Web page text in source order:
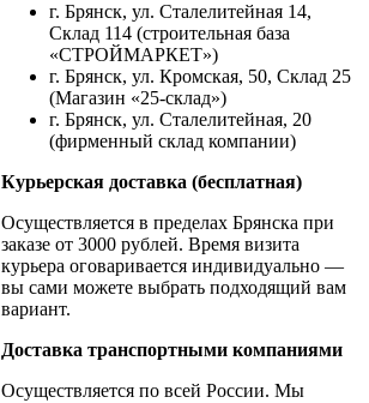
г. Брянск, ул. Сталелитейная 14,
Склад 114 (строительная база
«СТРОЙМАРКЕТ»)
г. Брянск, ул. Кромская, 50, Склад 25
(Магазин «25-склад»)
г. Брянск, ул. Сталелитейная, 20
(фирменный склад компании)
Курьерская доставка (бесплатная)
Осуществляется в пределах Брянска при
заказе от 3000 рублей. Время визита
курьера оговаривается индивидуально —
вы сами можете выбрать подходящий вам
вариант.
Доставка транспортными компаниями
Осуществляется по всей России. Мы